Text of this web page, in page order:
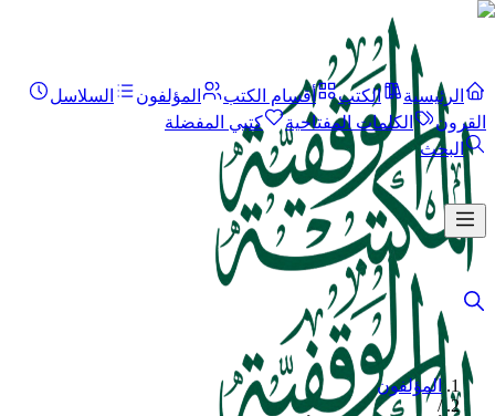
الرئيسية الكتب أقسام الكتب المؤلفون
السلاسل
القرون
الكلمات المفتاحية
كتبي المفضلة
البحث
المؤلفون
/